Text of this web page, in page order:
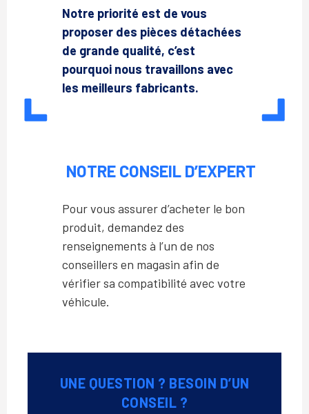
Notre priorité est de vous
proposer des pièces détachées
de grande qualité, c’est
pourquoi nous travaillons avec
les meilleurs fabricants.
NOTRE CONSEIL D’EXPERT
Pour vous assurer d’acheter le bon
produit, demandez des
renseignements à l’un de nos
conseillers en magasin afin de
vérifier sa compatibilité avec votre
véhicule.
UNE QUESTION ? BESOIN D’UN
CONSEIL ?